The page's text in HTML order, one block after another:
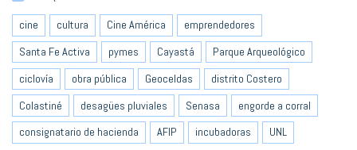
cine cultura Cine América
emprendedores
Santa Fe Activa
pymes Cayastá
Parque Arqueológico
ciclovía
obra pública Geoceldas
distrito Costero
Colastiné
desagües pluviales Senasa
engorde a corral
consignatario de hacienda
AFIP incubadoras UNL